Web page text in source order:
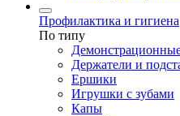
Профилактика и гигиена
По типу
Держатели и
Ершики
Игрушки с зубами
Капы